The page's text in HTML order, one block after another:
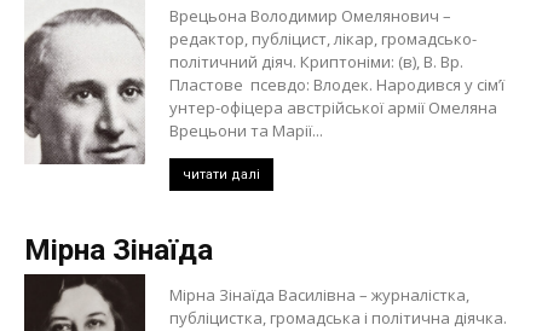
Врецьона Володимир Омелянович –
редактор, публіцист, лікар, громадсько-
політичний діяч. Криптоніми: (в), В. Вр.
Пластове псевдо: Влодек. Народився у сім’ї
унтер-офіцера австрійської армії Омеляна
Врецьони та Марії...
читати далі
Мірна Зінаїда
Мірна Зінаїда Василівна – журналістка,
публіцистка, громадська і політична діячка.